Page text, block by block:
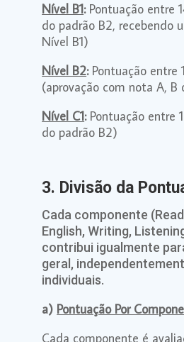
Nível B1:Pontuação entre
do padrão B2, recebendo
Nível B1)
Nível B2:Pontuação entre
(aprovação com nota A, B
Nível C1:Pontuação entre
do padrão B2)
3. Divisão da
Cada componente
English, Writing,
contribui igualmente
geral,
individuais.
a) Pontuação Por
Cada componente é